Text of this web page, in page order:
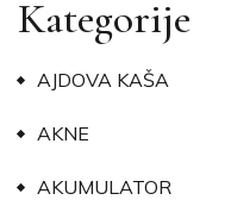
Kategorije
AJDOVA KAŠA
AKNE
AKUMULATOR